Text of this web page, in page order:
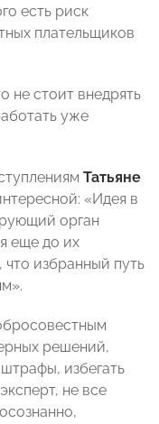
есть риск
плательщиков
не стоит внедрять
уже
Татьяне
«Идея в
орган
еще до их
что избранный путь
решений,
избегать
не все